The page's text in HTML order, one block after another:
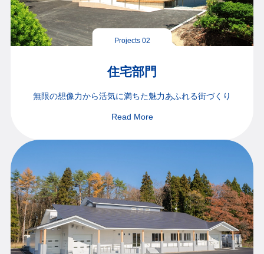
Projects 02
住宅部門
無限の想像力から活気に満ちた魅力あふれる街づくり
Read More